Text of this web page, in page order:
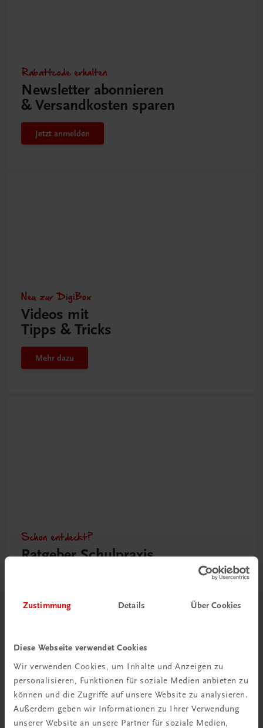
Zustimmung Details Über Cookies
Diese Webseite verwendet Cookies
Wir verwenden Cookies, um Inhalte und Anzeigen zu
personalisieren, Funktionen für soziale Medien anbieten zu
können und die Zugriffe auf unsere Website zu analysieren.
Außerdem geben wir Informationen zu Ihrer Verwendung
unserer Website an unsere Partner für soziale Medien,
Rabattcode erhalten
Newsletter abonnieren
& Versandkosten sparen
Jetzt anmelden
Neu zur DigiBox
Videos mit
Tipps & Tricks
Mehr dazu
Schon entdeckt?
Ratgeber Schulpraxis